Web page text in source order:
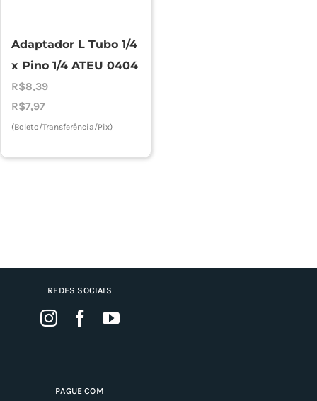
Adaptador L Tubo 1/4
x Pino 1/4 ATEU 0404
R$8,39
R$7,97
(Boleto/Transferência/Pix)
REDES SOCIAIS
PAGUE COM